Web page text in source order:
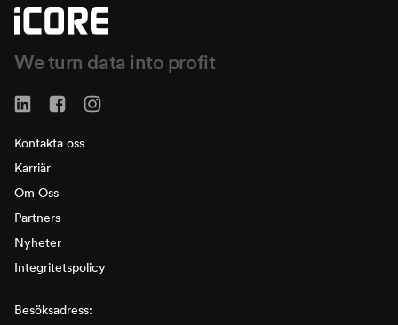
We turn data into profit
Kontakta oss
Karriär
Om Oss
Partners
Nyheter
Integritetspolicy
Besöksadress: